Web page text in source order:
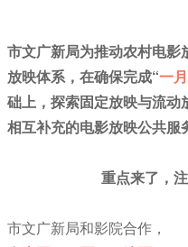
市文广新局为推动农村电
放映体系，在确保完成“一
础上，探索固定放映与流
相互补充的电影放映公共服
重点来了，
市文广新局和影院合作，